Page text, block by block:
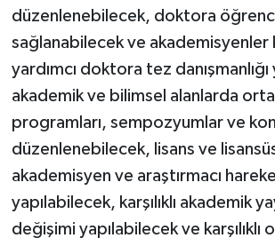
düzenlenebilecek, doktora
sağlanabilecek ve akademisyenler
yardımcı doktora tez
akademik ve bilimsel alanlarda
programları, sempozyumlar ve
düzenlenebilecek, lisans ve
akademisyen ve araştırmacı
yapılabilecek, karşılıklı akademik
değişimi yapılabilecek ve karşılıklı